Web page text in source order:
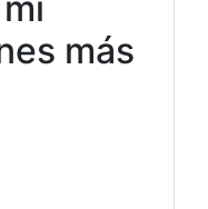
más